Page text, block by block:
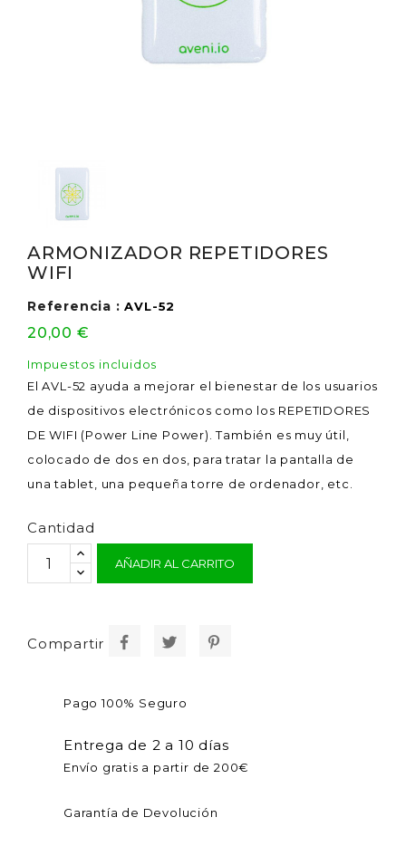
ARMONIZADOR REPETIDORES
WIFI
Referencia : AVL-52
20,00 €
Impuestos incluidos
El AVL-52 ayuda a mejorar el bienestar de los usuarios
de dispositivos electrónicos como los REPETIDORES
DE WIFI (Power Line Power). También es muy útil,
colocado de dos en dos, para tratar la pantalla de
una tablet, una pequeña torre de ordenador, etc.
Cantidad
AÑADIR AL CARRITO
Compartir
Pago 100% Seguro
Entrega de 2 a 10 días
Envío gratis a partir de 200€
Garantía de Devolución